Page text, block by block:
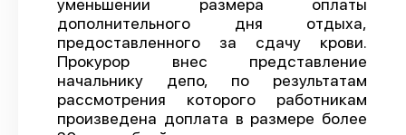
уменьшении размера оплаты
дополнительного дня отдыха,
предоставленного за сдачу крови.
Прокурор внес представление
начальнику депо, по результатам
рассмотрения которого работникам
произведена доплата в размере более